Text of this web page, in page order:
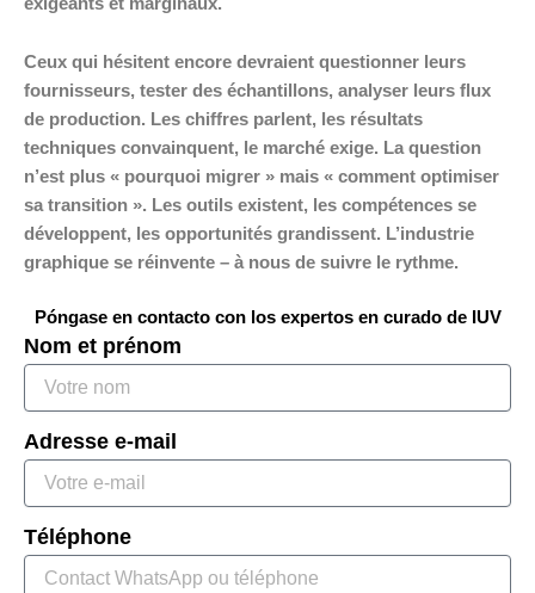
Ceux qui hésitent encore devraient questionner leurs
fournisseurs, tester des échantillons, analyser leurs flux
de production. Les chiffres parlent, les résultats
techniques convainquent, le marché exige. La question
n’est plus « pourquoi migrer » mais « comment optimiser
sa transition ». Les outils existent, les compétences se
développent, les opportunités grandissent. L’industrie
graphique se réinvente – à nous de suivre le rythme.
Póngase en contacto con los expertos en curado de IUV
Nom et prénom
Adresse e-mail
Téléphone